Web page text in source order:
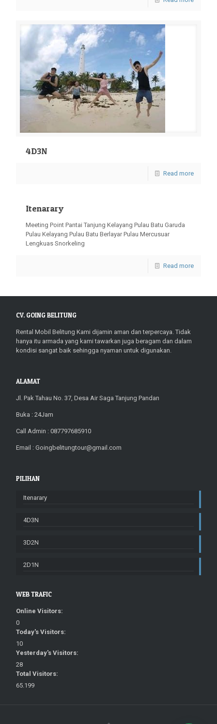
4D3N
Read more
Itenarary
Meeting Point Pantai Tanjung Kelayang Pulau Batu Garuda
Pulau Kelayang Pulau Batu Berlayar Pulau Mercusuar
Lengkuas Snorkeling
Read more
CV. GOING BELITUNG
Rental Mobil Belitung Kami dijamin aman dan terpercaya. Tidak
hanya itu armada yang kami tawarkan juga beragam dan dalam
kondisi sangat baik sehingga nyaman untuk digunakan.
ALAMAT
Jl. Pak Tahau No. 37, Desa Air Saga Tanjung Pandan
Buka : 24Jam
Call Admin : 087797685910
Email : Goingbelitungtour@gmail.com
PILIHAN
Itenarary
4D3N
3D2N
2D1N
WEB TRAFIC
Online Visitors:
0
Today's Visitors:
10
Yesterday's Visitors:
28
Total Visitors:
65.199